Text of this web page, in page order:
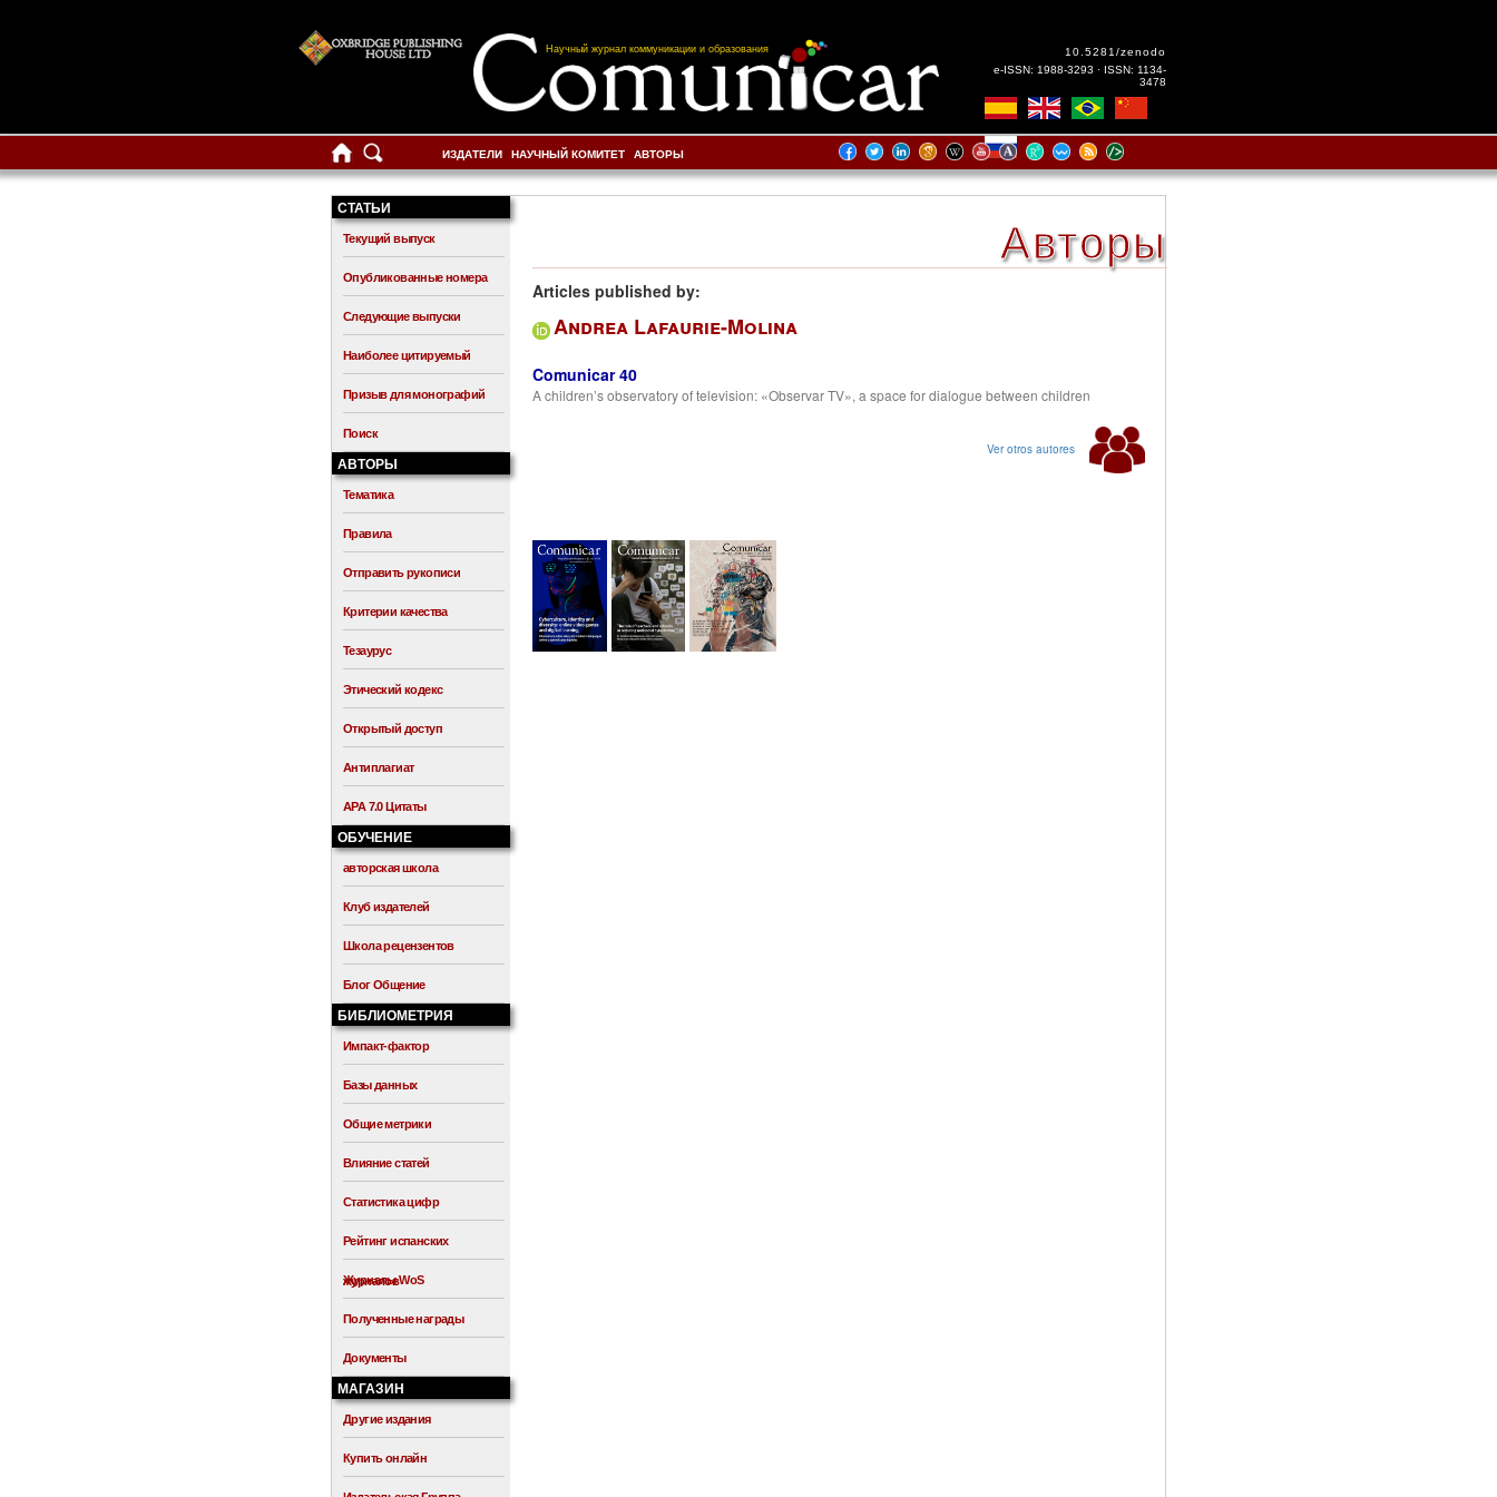
Научный журнал коммуникации и образования
10.5281/zenodo
e-ISSN: 1988-3293 · ISSN: 1134-
3478
ИЗДАТЕЛИ НАУЧНЫЙ КОМИТЕТ АВТОРЫ
СТАТЬИ
Текущий выпуск
Опубликованные номера
Следующие выпуски
Наиболее цитируемый
Призыв для монографий
Поиск
АВТОРЫ
Тематика
Правила
Отправить рукописи
Критерии качества
Тезаурус
Этический кодекс
Открытый доступ
Антиплагиат
APA 7.0 Цитаты
ОБУЧЕНИЕ
авторская школа
Клуб издателей
Школа рецензентов
Блог Общение
БИБЛИОМЕТРИЯ
Импакт-фактор
Базы данных
Общие метрики
Влияние статей
Статистика цифр
Рейтинг испанских
журналов
Журналы WoS
Полученные награды
Документы
МАГАЗИН
Другие издания
Купить онлайн
Авторы
Articles published by:
Andrea Lafaurie-Molina
Comunicar 40
A children’s observatory of television: «Observar TV», a space for dialogue between children
Ver otros autores